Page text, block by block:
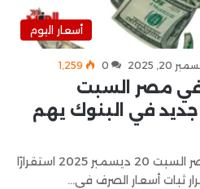
أسعار اليوم
20, 2025
0 1٬259
في مصر السبت
| تحرك جديد في البنوك يهم
شهد سعر الدولار اليوم في مصر السبت 20 ديسمبر 2025 استقرارًا
ثبات أسعار الصرف في…